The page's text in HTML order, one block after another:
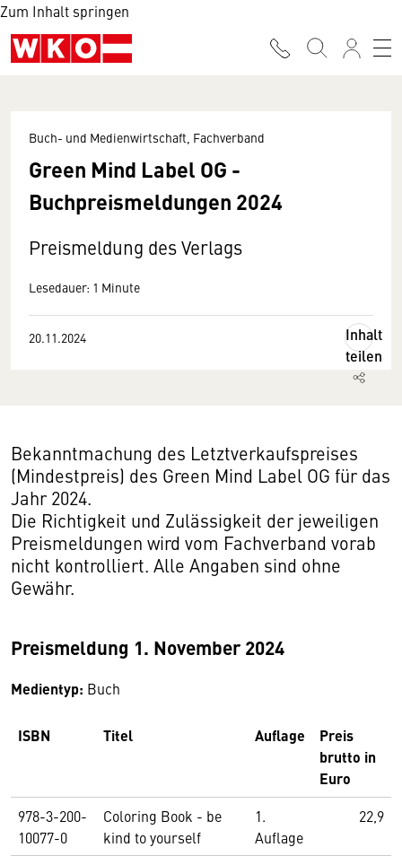
Zum Inhalt springen
Buch- und Medienwirtschaft, Fachverband
Green Mind Label OG -
Buchpreismeldungen 2024
Preismeldung des Verlags
Lesedauer: 1 Minute
20.11.2024
Inhalt
teilen
Bekanntmachung des Letztverkaufspreises
(Mindestpreis) des Green Mind Label OG für das
Jahr 2024.
Die Richtigkeit und Zulässigkeit der jeweiligen
Preismeldungen wird vom Fachverband vorab
nicht kontrolliert. Alle Angaben sind ohne
Gewähr.
Preismeldung 1. November 2024
Medientyp: Buch
ISBN Titel Auflage
Preis
brutto in
Euro
978-3-200-
10077-0
Coloring Book - be
kind to yourself
1.
Auflage
22,9